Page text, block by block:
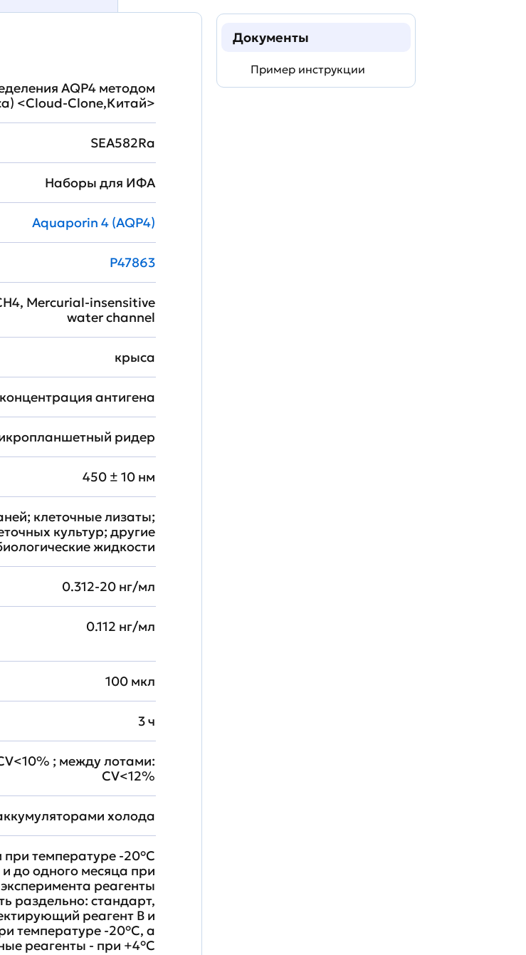
AQP4 методом
<Cloud-Clone,Китай>
SEA582Ra
Наборы для ИФА
Aquaporin 4 (AQP4)
P47863
Mercurial-insensitive
water channel
крыса
антигена
ридер
450 ± 10 нм
клеточные лизаты;
культур; другие
жидкости
0.312-20 нг/мл
0.112 нг/мл
100 мкл
3 ч
; между лотами:
CV<12%
холода
температуре -20°C
и до одного месяца при
реагенты
раздельно: стандарт,
реагент B и
температуре -20°C, а
реагенты - при +4°С
Документы
Пример инструкции